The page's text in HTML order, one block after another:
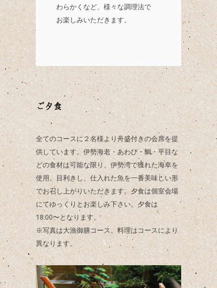
わらかくなど、様々な調理法で
お楽しみいただきます。
ご夕食
全てのコースに２名様より舟盛付きの会席を提
供しています。伊勢海老・あわび・鯛・平目な
どの食材は可能な限り、伊勢湾で獲れた海幸を
使用。目利きし、仕入れた魚を一番美味しい形
でお召し上がりいただきます。夕食は個室会場
にてゆっくりとお楽しみ下さい。夕食は
18:00〜となります。
※写真は大漁御膳コース。料理はコースにより
異なります。